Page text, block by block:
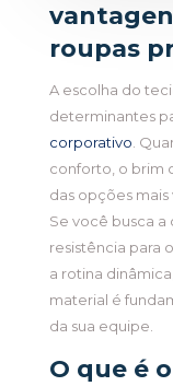
roupas
A escolha do
determinantes
corporativo .
conforto, o brim
das opções
Se você busca
resistência para
a rotina
material é
da sua equipe.
O que é